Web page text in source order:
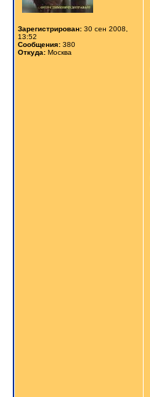
Зарегистрирован: 30 сен 2008,
13:52
Сообщения: 380
Откуда: Москва